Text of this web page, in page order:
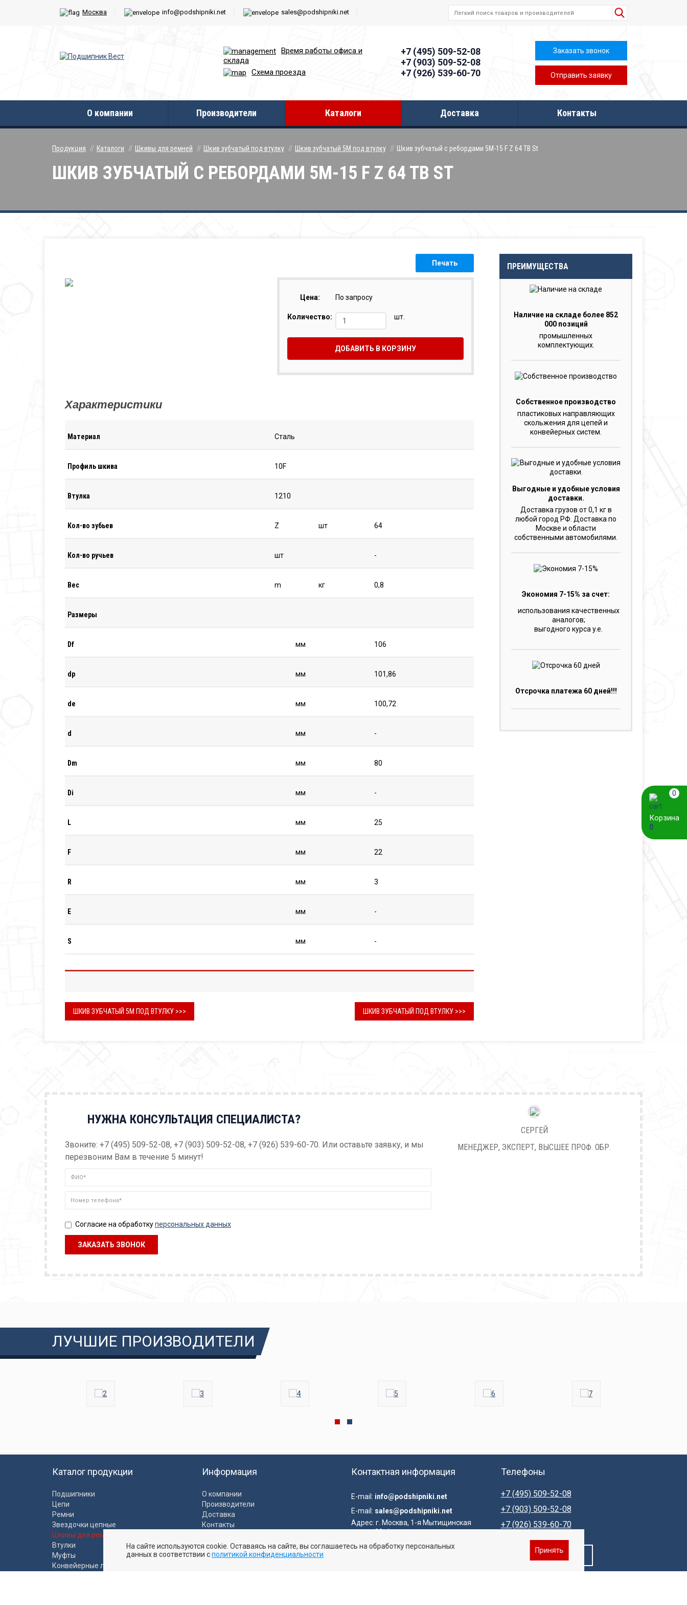
Москва info@podshipniki.net sales@podshipniki.net
Время работы офиcа и
склада
Схема проезда
+7 (495) 509-52-08
+7 (903) 509-52-08
+7 (926) 539-60-70
Заказать звонок
Отправить заявку
О компании Производители Каталоги Доставка Контакты
Продукция Каталоги Шкивы для ремней Шкив зубчатый под втулку Шкив зубчатый 5М под втулку Шкив зубчатый с ребордами 5M-15 F Z 64 TB St
ШКИВ ЗУБЧАТЫЙ С РЕБОРДАМИ 5M-15 F Z 64 TB ST
Печать
Цена: По запросу
Количество: шт.
ДОБАВИТЬ В КОРЗИНУ
Характеристики
Материал Сталь
Профиль шкива 10F
Втулка 1210
Кол-во зубьев Z шт 64
Кол-во ручьев шт -
Вес m кг 0,8
Размеры
Df мм 106
dp мм 101,86
de мм 100,72
d мм -
Dm мм 80
Di мм -
L мм 25
F мм 22
R мм 3
E мм -
S мм -
ШКИВ ЗУБЧАТЫЙ 5М ПОД ВТУЛКУ >>> ШКИВ ЗУБЧАТЫЙ ПОД ВТУЛКУ >>>
ПРЕИМУЩЕСТВА
Наличие на складе более 852
000 позиций
промышленных
комплектующих.
Собственное производство
пластиковых направляющих
скольжения для цепей и
конвейерных систем.
Выгодные и удобные условия
доставки.
Доставка грузов от 0,1 кг в
любой город РФ. Доставка по
Москве и области
собственными автомобилями.
Экономия 7-15% за счет:
использования качественных
аналогов;
выгодного курса y.e.
Отсрочка платежа 60 дней!!!
НУЖНА КОНСУЛЬТАЦИЯ СПЕЦИАЛИСТА?
Звоните: +7 (495) 509-52-08, +7 (903) 509-52-08, +7 (926) 539-60-70. Или оставьте заявку, и мы
перезвоним Вам в течение 5 минут!
Согласие на обработкуперсональных данных
СЕРГЕЙ
МЕНЕДЖЕР, ЭКСПЕРТ, ВЫСШЕЕ ПРОФ. ОБР.
ЛУЧШИЕ ПРОИЗВОДИТЕЛИ
Каталог продукции
Подшипники
Цепи
Ремни
Звездочки цепные
Шкивы для ремней
Втулки
Муфты
Конвейерные ленты
Информация
О компании
Производители
Доставка
Контакты
Пользовательское соглашение
Контактная информация
E-mail: info@podshipniki.net
E-mail: sales@podshipniki.net
Адрес: г. Москва, 1-я Мытищинская
улица, 28с1
Телефоны
+7 (495) 509-52-08
+7 (903) 509-52-08
+7 (926) 539-60-70
Заказать звонок
Корзина
0
0
На сайте используются cookie. Оставаясь на сайте, вы соглашаетесь на обработку персональных
данных в соответствии сполитикой конфиденциальности Принять